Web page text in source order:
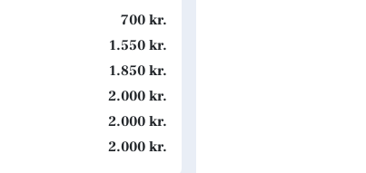
700 kr.
1.550 kr.
1.850 kr.
2.000 kr.
2.000 kr.
2.000 kr.